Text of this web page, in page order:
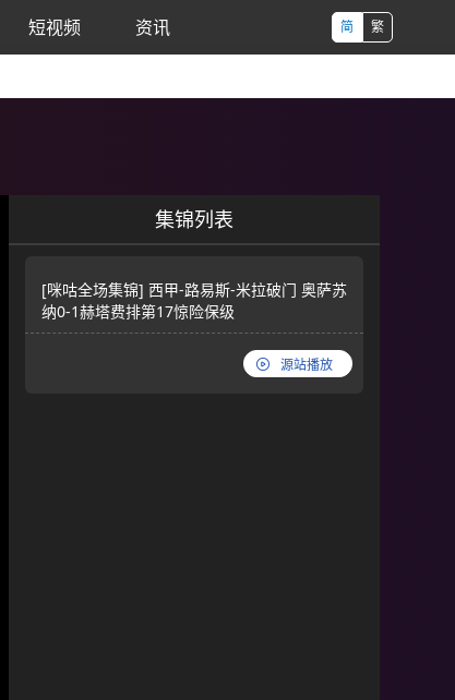
短视频 资讯 简 繁
集锦列表
[咪咕全场集锦] 西甲-路易斯-米拉破门 奥萨苏
纳0-1赫塔费排第17惊险保级
源站播放